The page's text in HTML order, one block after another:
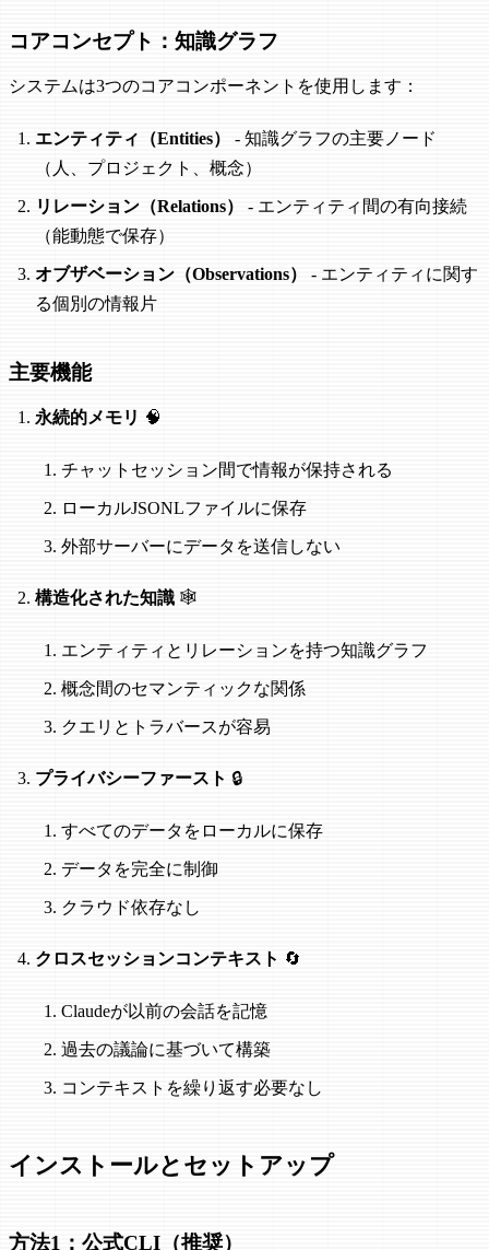
コアコンセプト：知識グラフ
システムは3つのコアコンポーネントを使用します：
エンティティ（Entities）
- 知識グラフの主要ノード
（人、プロジェクト、概念）
リレーション（Relations）
- エンティティ間の有向接続
（能動態で保存）
オブザベーション（Observations）
- エンティティに関す
る個別の情報片
主要機能
永続的メモリ 🧠
チャットセッション間で情報が保持される
ローカルJSONLファイルに保存
外部サーバーにデータを送信しない
構造化された知識 🕸️
エンティティとリレーションを持つ知識グラフ
概念間のセマンティックな関係
クエリとトラバースが容易
プライバシーファースト 🔒
すべてのデータをローカルに保存
データを完全に制御
クラウド依存なし
クロスセッションコンテキスト 🔄
Claudeが以前の会話を記憶
過去の議論に基づいて構築
コンテキストを繰り返す必要なし
インストールとセットアップ
方法1：公式CLI（推奨）